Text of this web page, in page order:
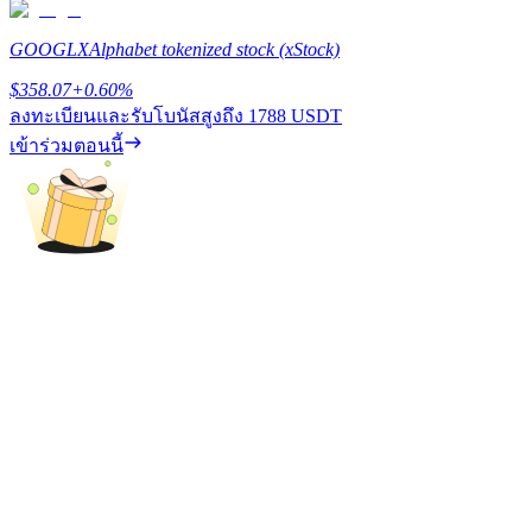
ลงทุนอัตโนมัติ
คว้าผลกำไรระยะยาวและผลประโยชน์ที่ยืดหยุ่น
GOOGLXAlphabet tokenized stock (xStock)
$358.07+0.60%
ลงทะเบียนและรับโบนัสสูงถึง 1788 USDT
เข้าร่วมตอนนี้